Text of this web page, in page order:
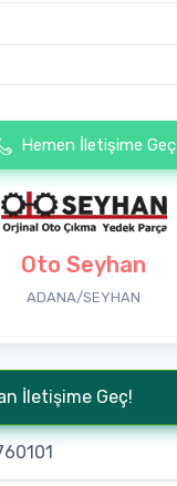
Hemen İletişime Geç
Oto Seyhan
ADANA/SEYHAN
İletişime Geç!